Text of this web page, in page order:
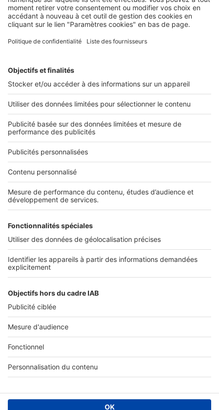
Image
Dossiers
Pourquoi (et comment) intégrer
plus de végétalisation dans vos
Rechercher une annonce par sa référence ?
Infos pratiques
Politique Générale de Protection des Données
Conditions Générales d'Utilisation
Diffusez vos annonces
Sites du groupe SeLoger
SeLoger.com- Petites annonces immobilières
SeLogerNeuf.com
SeLogerVacances.com- Location saisonnière
SeLoger.com- Prix de l'immobilier au m²
Amivac.com- Location de vacances
Suivre SeLoger bureaux & commerces
Location Bureau Location Coworking Location Local commercial /
Local commercial / Boutique Vente Local d'activités / Entrepôt
Vente Terrain Vente Fonds de Commerce Location local
Vente local professionnel